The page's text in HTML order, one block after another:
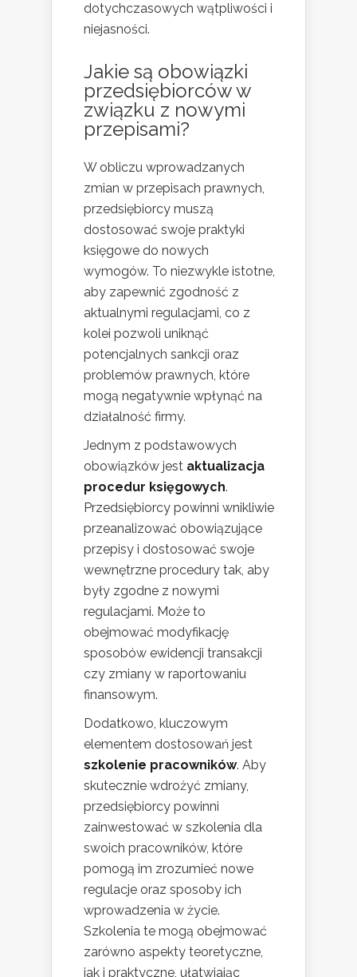
dotychczasowych wątpliwości i
niejasności.
Jakie są obowiązki
przedsiębiorców w
związku z nowymi
przepisami?
W obliczu wprowadzanych
zmian w przepisach prawnych,
przedsiębiorcy muszą
dostosować swoje praktyki
księgowe do nowych
wymogów. To niezwykle istotne,
aby zapewnić zgodność z
aktualnymi regulacjami, co z
kolei pozwoli uniknąć
potencjalnych sankcji oraz
problemów prawnych, które
mogą negatywnie wpłynąć na
działalność firmy.
Jednym z podstawowych
obowiązków jest aktualizacja
procedur księgowych.
Przedsiębiorcy powinni wnikliwie
przeanalizować obowiązujące
przepisy i dostosować swoje
wewnętrzne procedury tak, aby
były zgodne z nowymi
regulacjami. Może to
obejmować modyfikację
sposobów ewidencji transakcji
czy zmiany w raportowaniu
finansowym.
Dodatkowo, kluczowym
elementem dostosowań jest
szkolenie pracowników. Aby
skutecznie wdrożyć zmiany,
przedsiębiorcy powinni
zainwestować w szkolenia dla
swoich pracowników, które
pomogą im zrozumieć nowe
regulacje oraz sposoby ich
wprowadzenia w życie.
Szkolenia te mogą obejmować
zarówno aspekty teoretyczne,
jak i praktyczne, ułatwiając